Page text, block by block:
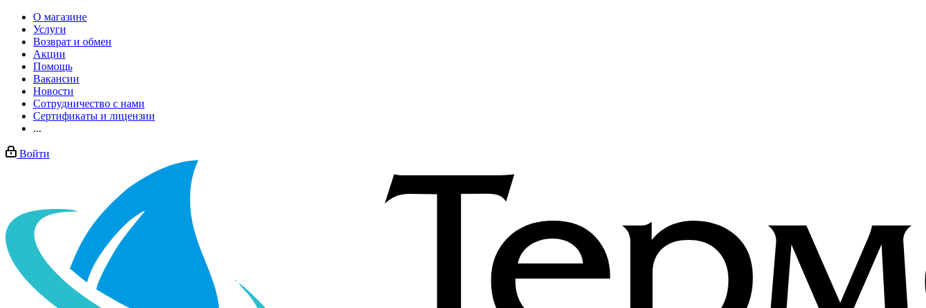
О магазине
Услуги
Возврат и обмен
Акции
Помощь
Вакансии
Новости
Сотрудничество с нами
Сертификаты и лицензии
...
Войти